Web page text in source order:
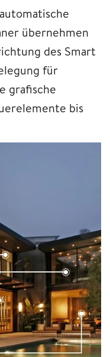
übernehmen
des Smart
für
grafische
bis